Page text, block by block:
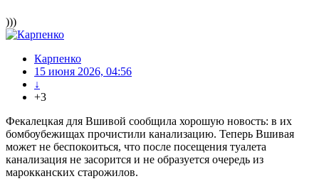
)))
Карпенко
15 июня 2026, 04:56
↓
+3
Фекалецкая для Вшивой сообщила хорошую новость: в их
бомбоубежищах прочистили канализацию. Теперь Вшивая
может не беспокоиться, что после посещения туалета
канализация не засорится и не образуется очередь из
марокканских старожилов.